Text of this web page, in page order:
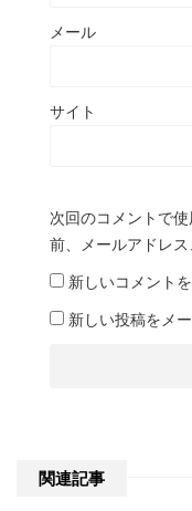
メール
サイト
次回のコメントで
前、メールアドレス
新しいコメント
新しい投稿をメ
関連記事